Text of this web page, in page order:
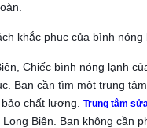
khắc phục của bình nóng
Chiếc bình nóng lạnh
Bạn cần tìm một trung
chất lượng. Trung tâm
Biên. Bạn không cần